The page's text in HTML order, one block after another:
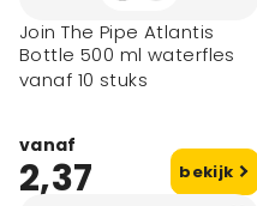
Join The Pipe Atlantis
Bottle 500 ml waterfles
vanaf 10 stuks
vanaf
2,37 bekijk